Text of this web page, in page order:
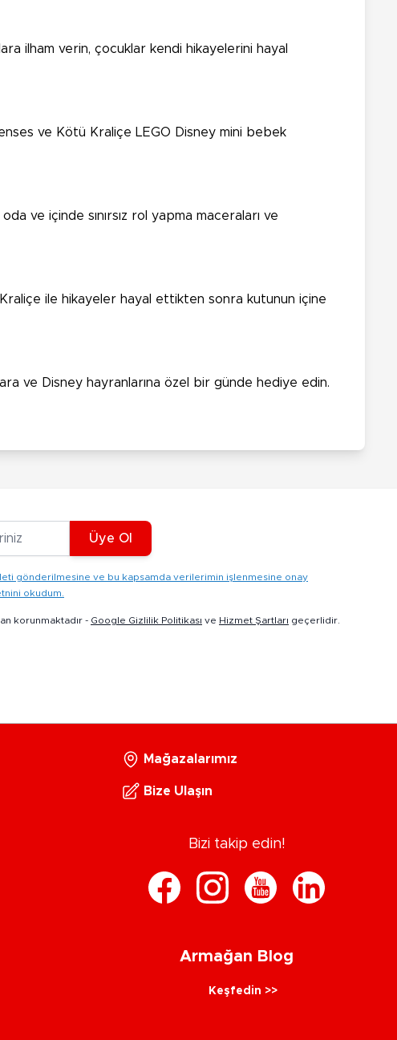
ilham verin, çocuklar kendi hikayelerini hayal
ve Kötü Kraliçe LEGO Disney mini bebek
ve içinde sınırsız rol yapma maceraları ve
ile hikayeler hayal ettikten sonra kutunun içine
ve Disney hayranlarına özel bir günde hediye edin.
Üye Ol
gönderilmesine ve bu kapsamda verilerimin işlenmesine onay
okudum.
korunmaktadır - Google Gizlilik Politikası ve Hizmet Şartları geçerlidir.
Mağazalarımız
Bize Ulaşın
Bizi takip edin!
Armağan Blog
Keşfedin >>